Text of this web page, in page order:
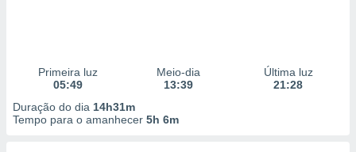
Primeira luz
05:49
Meio-dia
13:39
Última luz
21:28
Duração do dia 14h31m
Tempo para o amanhecer 5h 6m